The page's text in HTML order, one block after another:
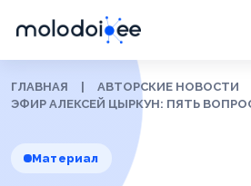
ГЛАВНАЯ АВТОРСКИЕ НОВОСТИ
ЭФИР АЛЕКСЕЙ ЦЫРКУН: ПЯТЬ
Материал